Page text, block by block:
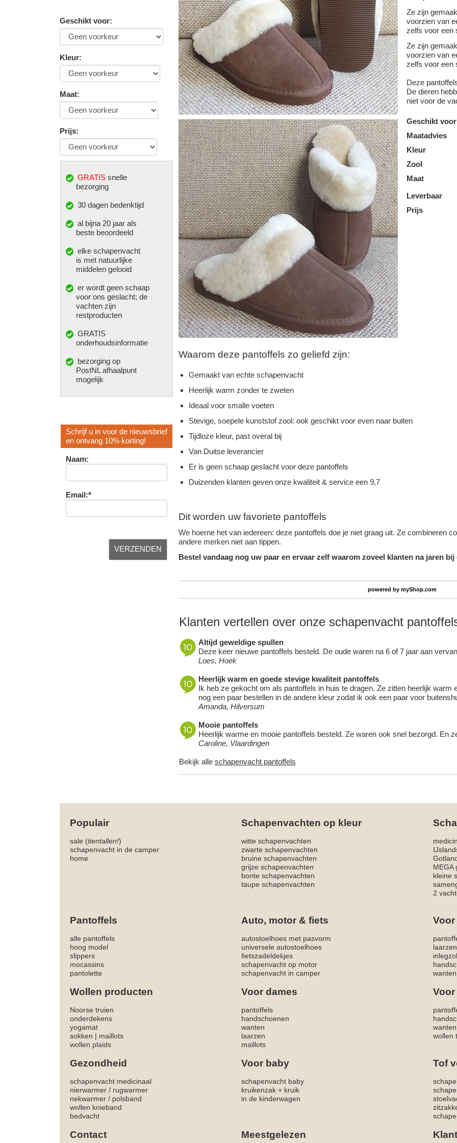
Geschikt voor:
Kleur:
Maat:
Prijs:
GRATIS snelle
bezorging
30 dagen bedenktijd
al bijna 20 jaar als
beste beoordeeld
elke schapenvacht
is met natuurlijke
middelen gelooid
er wordt geen schaap
voor ons geslacht; de
vachten zijn
restproducten
GRATIS
onderhoudsinformatie
bezorging op
PostNL afhaalpunt
mogelijk
Schrijf u in voor de nieuwsbrief
en ontvang 10% korting!
Naam:
Email:*
Ze zijn
voorzien van
zelfs voor een
Ze zijn
voorzien van
zelfs voor een
Deze
De dieren
niet voor de
Geschikt voor
Maatadvies
Kleur
Zool
Maat
Leverbaar
Prijs
Waarom deze pantoffels zo geliefd zijn:
Gemaakt van echte schapenvacht
Heerlijk warm zonder te zweten
Ideaal voor smalle voeten
Stevige, soepele kunststof zool: ook geschikt voor even naar buiten
Tijdloze kleur, past overal bij
Van Duitse leverancier
Er is geen schaap geslacht voor deze pantoffels
Duizenden klanten geven onze kwaliteit & service een 9,7
Dit worden uw favoriete pantoffels
We hoerne het van iedereen: deze pantoffels doe je niet graag uit. Ze combineren
andere merken niet aan tippen.
Bestel vandaag nog uw paar en ervaar zelf waarom zoveel klanten na jaren
powered bymyShop.com
Klanten vertellen over onze schapenvacht
Altijd geweldige spullen
Deze keer nieuwe pantoffels besteld. De oude waren na 6 of 7 jaar aan
Loes, Hoek
Heerlijk warm en goede stevige kwaliteit pantoffels
Ik heb ze gekocht om als pantoffels in huis te dragen. Ze zitten heerlijk warm
nog een paar bestellen in de andere kleur zodat ik ook een paar voor
Amanda, Hilversum
Mooie pantoffels
Heerlijk warme en mooie pantoffels besteld. Ze waren ook snel bezorgd. En
Caroline, Vlaardingen
Bekijk alleschapenvacht pantoffels
Populair Schapenvachten op kleur
sale (tientallen!) witte schapenvachten
schapenvacht in de camper
zwarte schapenvachten
home
bruine schapenvachten
grijze schapenvachten
MEGA
bonte schapenvachten
kleine
taupe schapenvachten
2
Pantoffels Auto, motor & fiets
alle pantoffels autostoelhoes met pasvorm
hoog model
universele autostoelhoes
laarzen
slippers
fietszadeldekjes
mocassins
schapenvacht op motor
pantolette
schapenvacht in camper wanten
Wollen producten Voor dames Voor
Noorse truien pantoffels
onderdekens
handschoenen
yogamat
wanten
wanten
sokken | maillots laarzen
wollen
wollen plaids
maillots
Gezondheid Voor baby Tof
schapenvacht medicinaal schapenvacht baby
nierwarmer / rugwarmer kruikenzak + kruik
nekwarmer / polsband in de kinderwagen
wollen knieband
bedvacht
Contact Meestgelezen